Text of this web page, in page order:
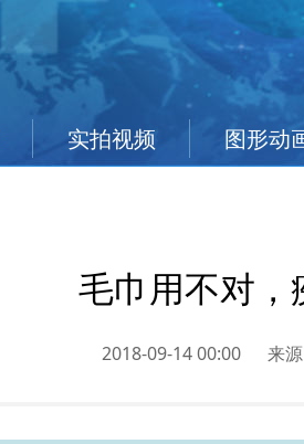
实拍视频 图形动
毛巾用不对，
2018-09-14 00:00 来源